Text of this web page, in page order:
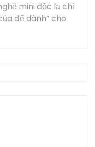
mini độc lạ chỉ
để dành” cho